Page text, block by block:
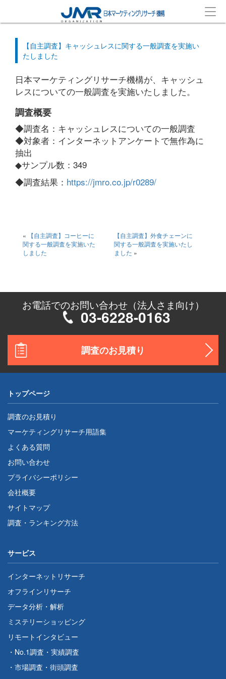
【自主調査】キャッシュレスに関する一般調査を実施い
たしました
日本マーケティングリサーチ機構が、キャッシュ
レスについての一般調査を実施いたしました。
調査概要
◆調査名：キャッシュレスについての一般調査
◆対象者：インターネットアンケートで無作為に
抽出
◆サンプル数：349
◆調査結果： https://jmro.co.jp/r0289/
«
【自主調査】コーヒーに
関する一般調査を実施いた
しました
【自主調査】外食チェーンに
関する一般調査を実施いたし
ました »
お電話でのお問い合わせ（法人さま向け）
03-6228-0163
調査のお見積り
トップページ
調査のお見積り
マーケティングリサーチ用語集
よくある質問
お問い合わせ
プライバシーポリシー
会社概要
サイトマップ
調査・ランキング方法
サービス
インターネットリサーチ
オフラインリサーチ
データ分析・解析
ミステリーショッピング
リモートインタビュー
・ No.1調査 ・ 実績調査
・ 市場調査 ・ 街頭調査